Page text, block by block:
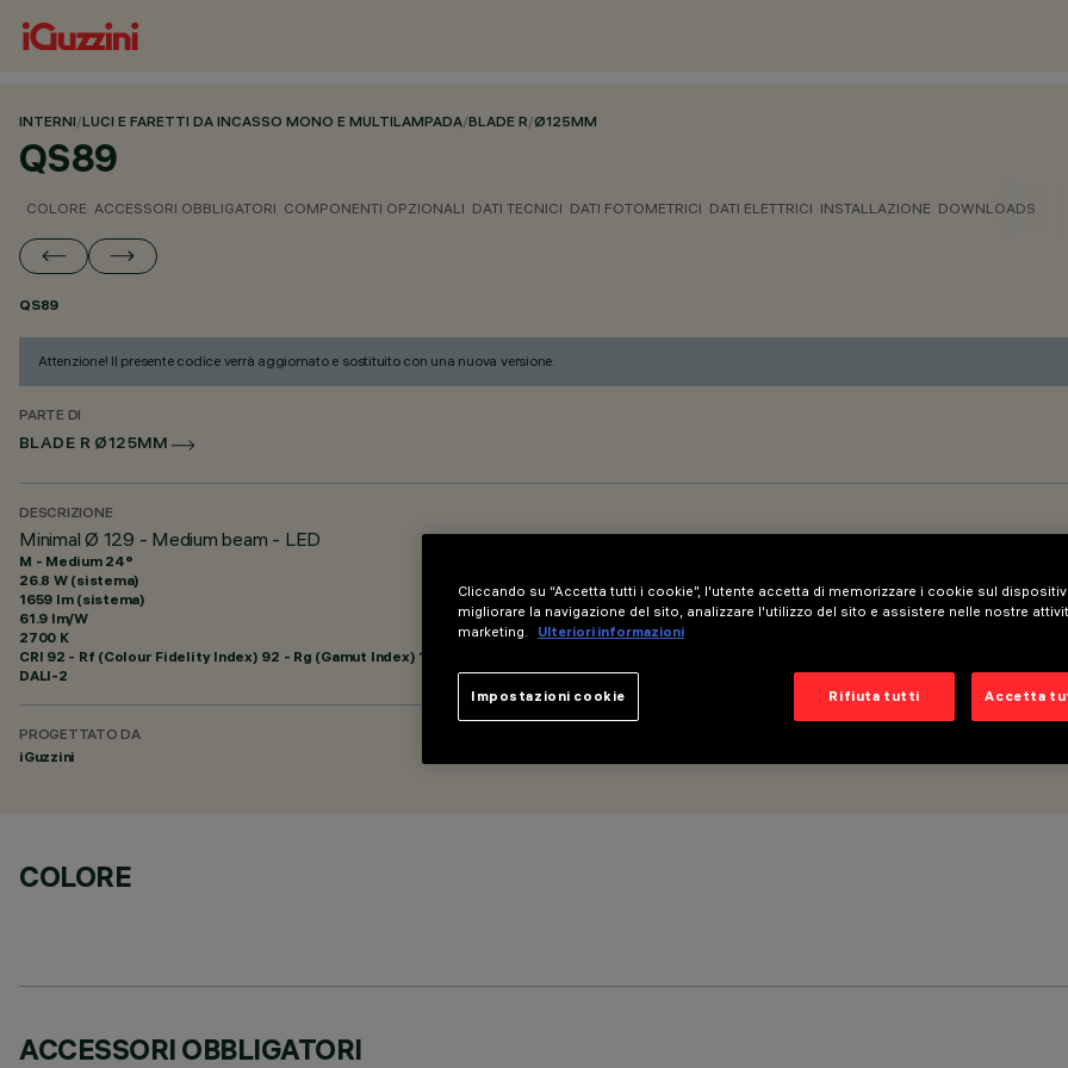
INTERNI/LUCI E FARETTI DA INCASSO MONO E MULTILAMPADA/BLADE R/Ø125MM
QS89
COLORE ACCESSORI OBBLIGATORI COMPONENTI OPZIONALI DATI TECNICI DATI FOTOMETRICI DATI ELETTRICI INSTALLAZIONE DOWNLOADS
QS89
Attenzione! Il presente codice verrà aggiornato e sostituito con una nuova versione.
PARTE DI
BLADE R Ø125MM
DESCRIZIONE
Minimal Ø 129 - Medium beam - LED
M - Medium 24°
26.8 W (sistema)
1659 lm (sistema)
61.9 lm/W
2700 K
CRI 92 - Rf (Colour Fidelity Index) 92 - Rg (Gamut Index) 102
DALI-2
PROGETTATO DA
iGuzzini
COLORE
ACCESSORI OBBLIGATORI
Cliccando su “Accetta tutti i cookie”, l'utente accetta di memorizzare i cookie sul
migliorare la navigazione del sito, analizzare l'utilizzo del sito e assistere nelle nostre
marketing.
Ulteriori informazioni
Rifiuta tutti Accetta
Impostazioni cookie